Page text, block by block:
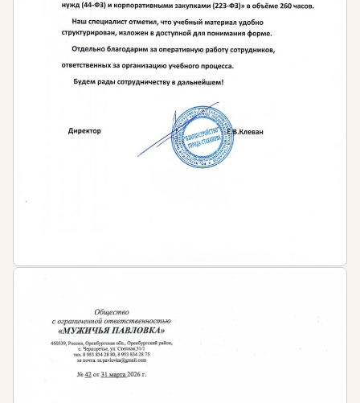
рельеф местности, тип почвы, уровень грунтовых
вод, освещенность, направление ветров,
существующие постройки и коммуникации. На
основе этого анализа разрабатывается концепция
особенности территории и пожелания заказчика.
Важной частью профессии является разработка
проектной документации. Специалист создает
функциональным, безопасным и экономически
проектирования позволяют создавать трехмерные
модели, которые помогают заказчику представить
конечный результат и внести коррективы на ранних